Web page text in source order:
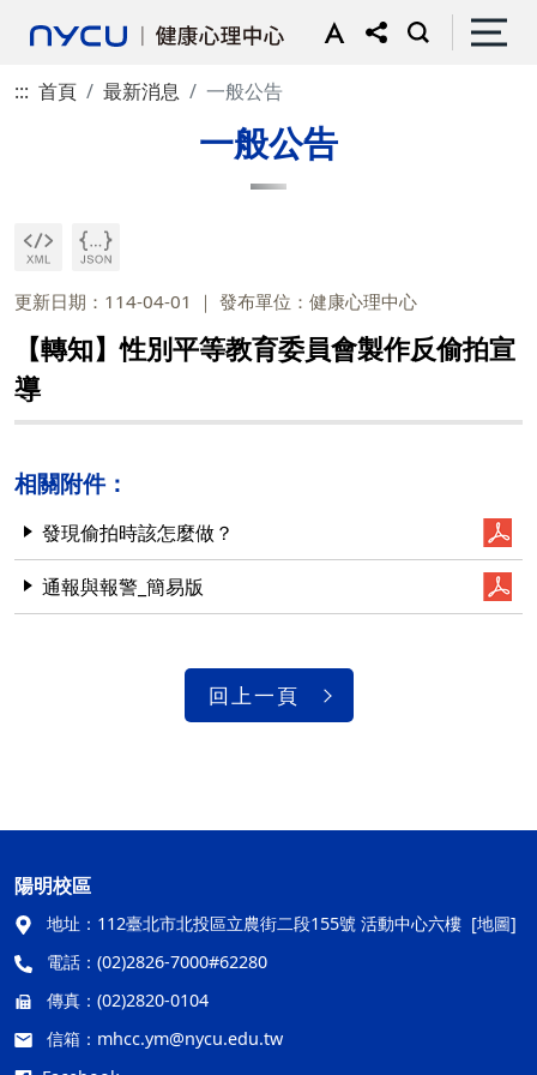
::: 首頁 最新消息 一般公告
一般公告
更新日期：114-04-01 發布單位：健康心理中心
【轉知】性別平等教育委員會製作反偷拍宣
導
相關附件：
發現偷拍時該怎麼做？
通報與報警_簡易版
回上一頁
陽明校區
地址： 112臺北市北投區立農街二段155號 活動中心六樓 [地圖]
電話： (02)2826-7000#62280
傳真： (02)2820-0104
信箱： mhcc.ym@nycu.edu.tw